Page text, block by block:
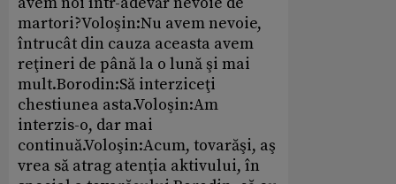
martori?Voloşin:Nu avem nevoie,
întrucât din cauza aceasta avem
reţineri de până la o lună şi mai
mult.Borodin:Să interziceţi
chestiunea asta.Voloşin:Am
interzis-o, dar mai
continuă.Voloşin:Acum, tovarăşi, aş
vrea să atrag atenţia aktivului, în